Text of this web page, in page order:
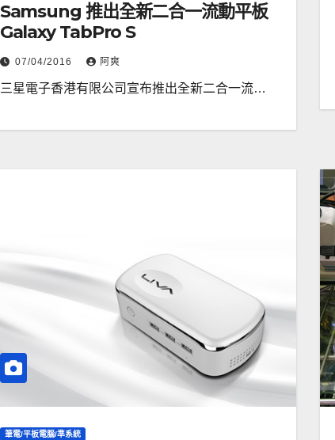
Samsung 推出全新二合一流動平板
Galaxy TabPro S
07/04/2016 阿爽
三星電子香港有限公司宣布推出全新二合一流…
筆電/平板電腦/準系統